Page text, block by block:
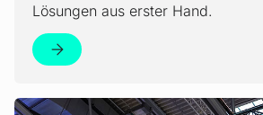
Lösungen aus erster Hand.
Mehr erfahren!